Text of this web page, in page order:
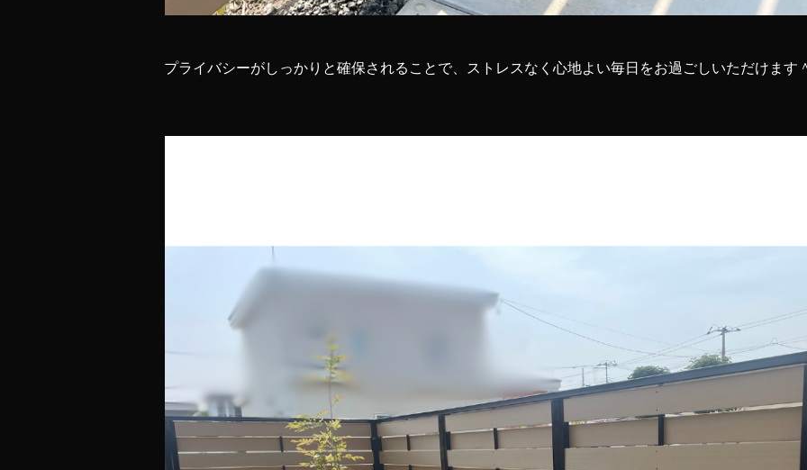
プライバシーがしっかりと確保されることで、ストレスなく心地よい毎日をお過ごしいただけます